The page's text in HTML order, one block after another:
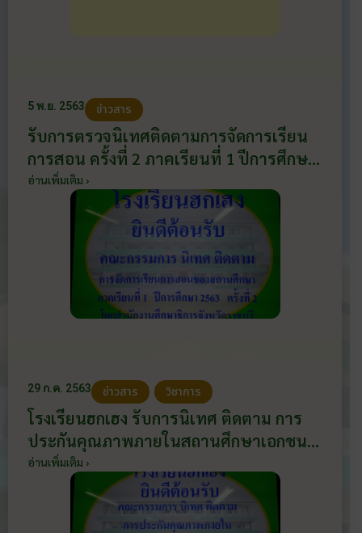
5 พ.ย. 2563 ข่าวสาร
รับการตรวจนิเทศติดตามการจัดการเรียน
การสอน ครั้งที่ 2 ภาคเรียนที่ 1 ปีการศึกษา
2563 จากสำนักงานศึกษาธิการจังหวัด
ราชบุรี วันที่ 5 พฤศจิกายน 2563
อ่านเพิ่มเติม ›
29 ก.ค. 2563 ข่าวสาร วิชาการ
โรงเรียนฮกเฮง รับการนิเทศ ติดตาม การ
ประกันคุณภาพภายในสถานศึกษาเอกชน
จังหวัดราชบุรี ปีงบประมาณ พ.ศ. 2563 วัน
ที่ 29 กรกฎาคม 2563
อ่านเพิ่มเติม ›